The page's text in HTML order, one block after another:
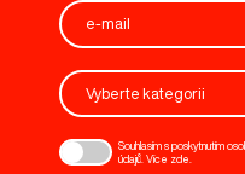
Vyberte kategorii
Souhlasím s poskytnutím
údajů. Více zde